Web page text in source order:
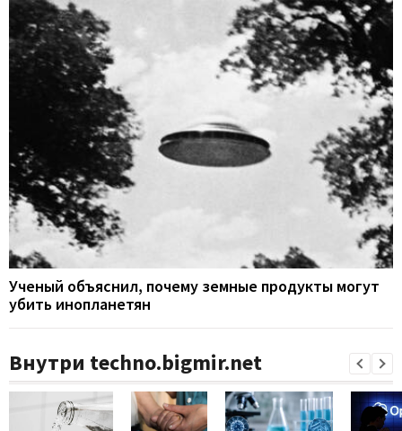
Ученый объяснил, почему земные продукты могут
убить инопланетян
Внутри techno.bigmir.net